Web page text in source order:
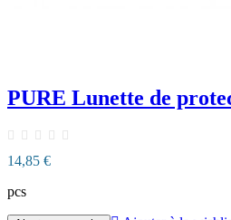
PURE Lunette de
14,85 €
pcs